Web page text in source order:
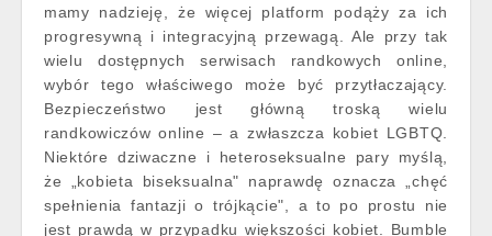
mamy nadzieję, że więcej platform podąży za ich
progresywną i integracyjną przewagą. Ale przy tak
wielu dostępnych serwisach randkowych online,
wybór tego właściwego może być przytłaczający.
Bezpieczeństwo jest główną troską wielu
randkowiczów online – a zwłaszcza kobiet LGBTQ.
Niektóre dziwaczne i heteroseksualne pary myślą,
że „kobieta biseksualna" naprawdę oznacza „chęć
spełnienia fantazji o trójkącie", a to po prostu nie
jest prawdą w przypadku większości kobiet. Bumble